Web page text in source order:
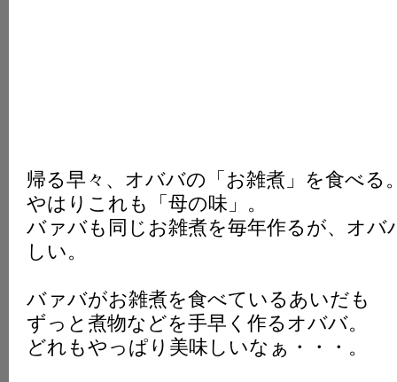
帰る早々、オババの「お雑煮」を食べる
やはりこれも「母の味」。
バァバも同じお雑煮を毎年作るが、オバ
しい。
バァバがお雑煮を食べているあいだも
ずっと煮物などを手早く作るオババ。
どれもやっぱり美味しいなぁ・・・。